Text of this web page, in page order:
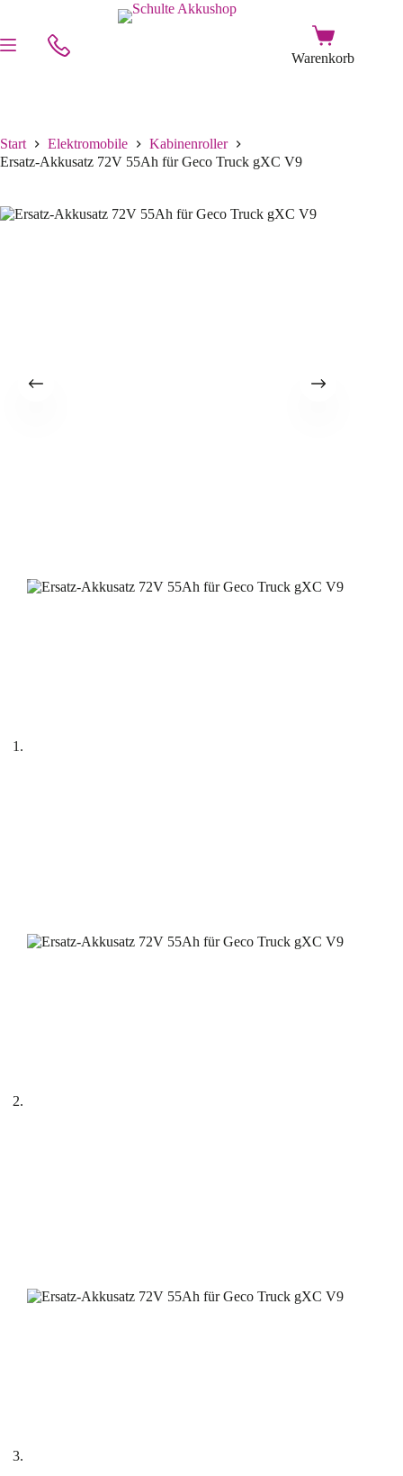
Start Elektromobile
Kabinenroller
Ersatz-Akkusatz 72V 55Ah für Geco Truck gXC V9